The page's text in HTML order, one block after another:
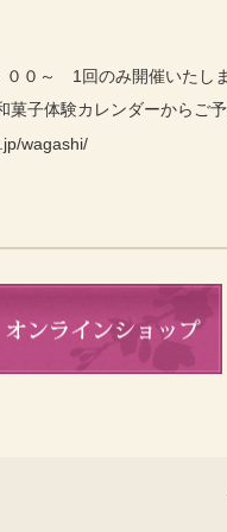
０～ 1回のみ開催いたしま
菓子体験カレンダーからご予
wagashi/